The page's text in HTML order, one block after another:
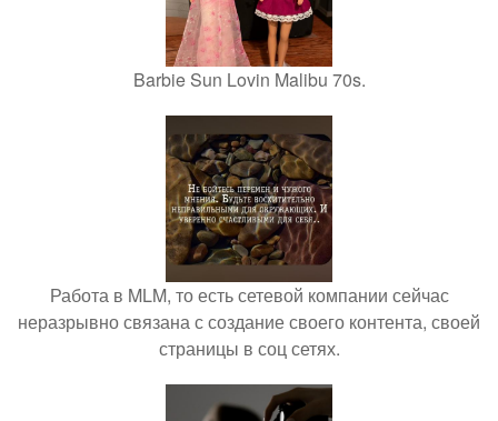
Barbie Sun Lovin Malibu 70s.
Работа в MLM, то есть сетевой компании сейчас
неразрывно связана с создание своего контента, своей
страницы в соц сетях.